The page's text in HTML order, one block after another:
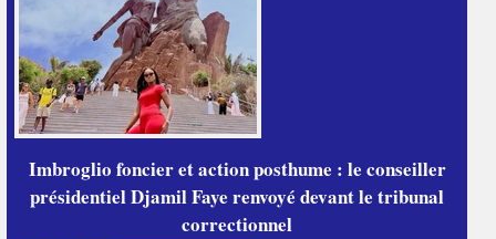
Imbroglio foncier et action posthume : le conseiller
présidentiel Djamil Faye renvoyé devant le tribunal
correctionnel